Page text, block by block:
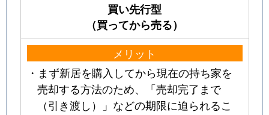
買い先行型
（買ってから売る）
メリット
・まず新居を購入してから現在の持ち家を
売却する方法のため、「売却完了まで
（引き渡し）」などの期限に迫られるこ